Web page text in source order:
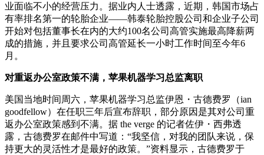
业面临不小的经营压力。据业内人士透露，近期，韩国市场占
有率排名第一的轮胎企业——韩泰轮胎控股公司和企业子公司
开始对包括董事长在内的大约100名公司高管实施最高降薪两
成的措施，并且要求公司高管延长一小时工作时间至今年6
月。
对重返办公室政策不满，苹果机器学习总监离职
美国当地时间周六，苹果机器学习总监伊恩・古德费罗（ian
goodfellow）在任职三年后宣布辞职，部分原因是其对公司重
返办公室政策感到不满。据 the verge 的记者佐伊・西弗透
露，古德费罗在邮件中写道：“我坚信，对我的团队来说，保
持更大的灵活性才是最好的政策。”资料显示，古德费罗于